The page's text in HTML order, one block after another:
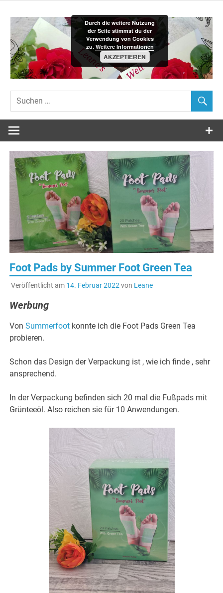
Inhalt
springen
Leane´s-
Welt
Foot Pads by Summer Foot Green Tea
Veröffentlicht am 14. Februar 2022 von Leane
Werbung
VonSummerfoot konnte ich die Foot Pads Green Tea
probieren.
Schon das Design der Verpackung ist , wie ich finde , sehr
ansprechend.
In der Verpackung befinden sich 20 mal die Fußpads mit
Grünteeöl. Also reichen sie für 10 Anwendungen.
Durch die weitere Nutzung
der Seite stimmst du der
Verwendung von Cookies
zu. Weitere Informationen
AKZEPTIEREN